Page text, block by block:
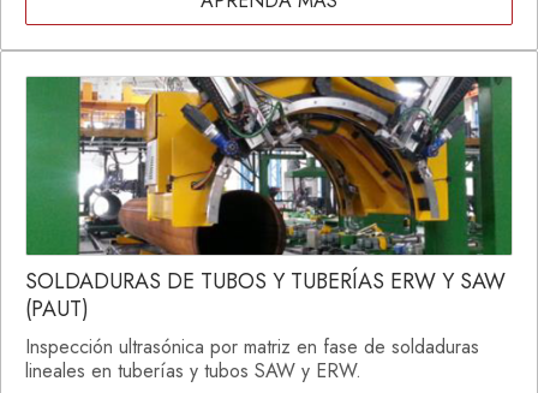
SOLDADURAS DE TUBOS Y TUBERÍAS ERW Y SAW
(PAUT)
Inspección ultrasónica por matriz en fase de soldaduras
lineales en tuberías y tubos SAW y ERW.